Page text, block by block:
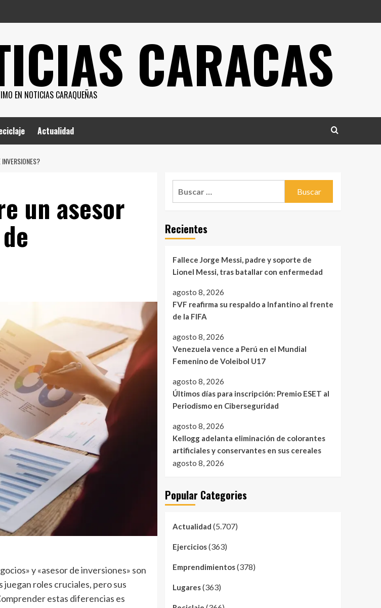
CARACAS
EN NOTICIAS CARAQUEÑAS
Actualidad
un asesor
y «asesor de inversiones» son
roles cruciales, pero sus
estas diferencias es
Recientes
Fallece Jorge Messi, padre y soporte de
Lionel Messi, tras batallar con enfermedad
agosto 8, 2026
FVF reafirma su respaldo a Infantino al frente
de la FIFA
agosto 8, 2026
Venezuela vence a Perú en el Mundial
Femenino de Voleibol U17
agosto 8, 2026
Últimos días para inscripción: Premio ESET al
Periodismo en Ciberseguridad
agosto 8, 2026
Kellogg adelanta eliminación de colorantes
artificiales y conservantes en sus cereales
agosto 8, 2026
Popular Categories
Actualidad (5.707)
Ejercicios(363)
Emprendimientos(378)
Lugares(363)